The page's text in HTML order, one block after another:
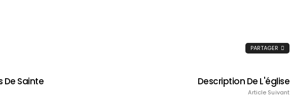
PARTAGER
De Sainte
Description De L'église
Article Suivant